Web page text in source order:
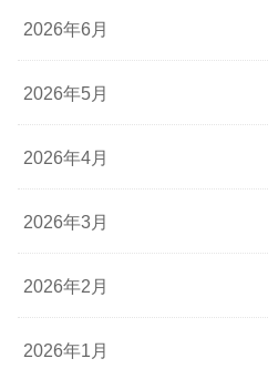
2026年6月
2026年5月
2026年4月
2026年3月
2026年2月
2026年1月